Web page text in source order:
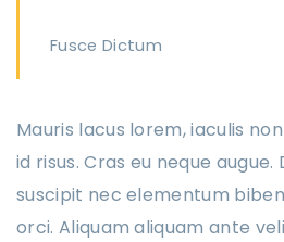
Fusce Dictum
Mauris lacus lorem, iaculis
id risus. Cras eu neque augue.
suscipit nec elementum
orci. Aliquam aliquam ante